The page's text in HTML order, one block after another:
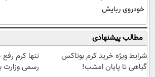
خودروی ربایش
مطالب پیشنهادی
شرایط ویژه خرید کرم بوتاکس
گیاهی تا پایان امشب!
تنها کرم
رسمی وزارت